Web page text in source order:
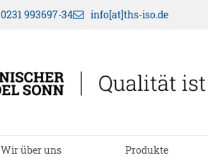
0231 993697-34 info[at]ths-iso.de
Wir über uns Produkte